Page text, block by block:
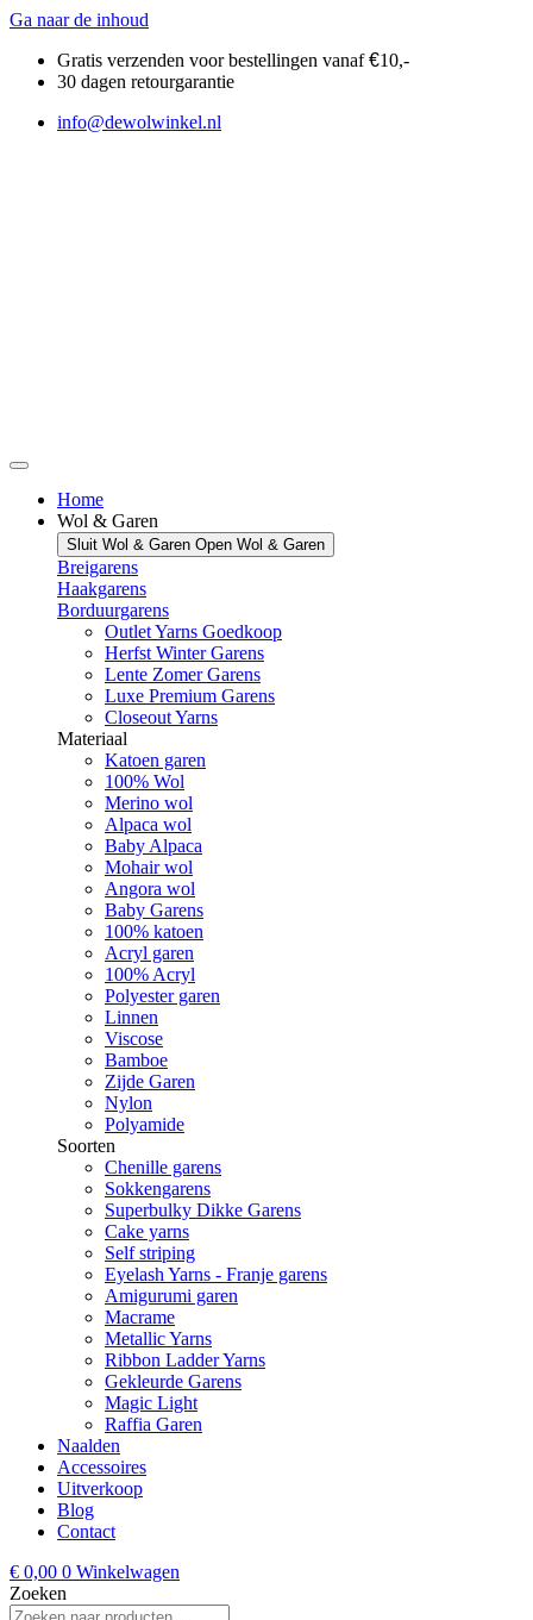
Ga naar de inhoud
Gratis verzenden voor bestellingen vanaf€10,-
30 dagen retourgarantie
info@dewolwinkel.nl
Home
Wol & Garen
Sluit Wol & Garen Open Wol & Garen
Breigarens
Haakgarens
Borduurgarens
Outlet Yarns Goedkoop
Herfst Winter Garens
Lente Zomer Garens
Luxe Premium Garens
Closeout Yarns
Materiaal
Katoen garen
100% Wol
Merino wol
Alpaca wol
Baby Alpaca
Mohair wol
Angora wol
Baby Garens
100% katoen
Acryl garen
100% Acryl
Polyester garen
Linnen
Viscose
Bamboe
Zijde Garen
Nylon
Polyamide
Soorten
Chenille garens
Sokkengarens
Superbulky Dikke Garens
Cake yarns
Self striping
Eyelash Yarns - Franje garens
Amigurumi garen
Macrame
Metallic Yarns
Ribbon Ladder Yarns
Gekleurde Garens
Magic Light
Raffia Garen
Naalden
Accessoires
Uitverkoop
Blog
Contact
€ 0,00 0 Winkelwagen
Zoeken